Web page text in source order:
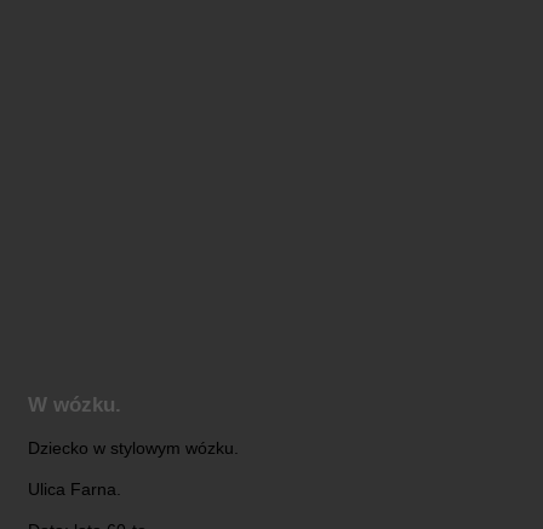
W wózku.
Dziecko w stylowym wózku.
Ulica Farna.